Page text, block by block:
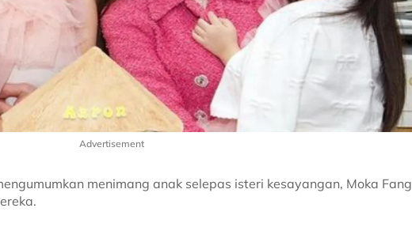
Advertisement
menimang anak selepas isteri kesayangan, Moka Fang